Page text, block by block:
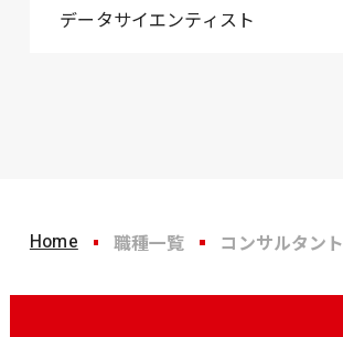
データサイエンティスト
Home 職種一覧 コンサルタント